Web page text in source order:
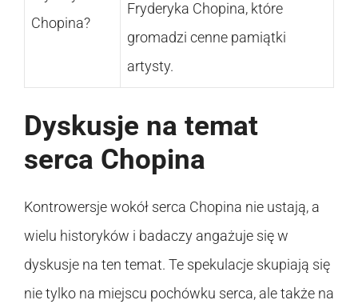
Chopina?
Fryderyka Chopina, które
gromadzi cenne pamiątki
artysty.
Dyskusje na temat
serca Chopina
Kontrowersje wokół serca Chopina nie ustają, a
wielu historyków i badaczy angażuje się w
dyskusje na ten temat. Te spekulacje skupiają się
nie tylko na miejscu pochówku serca, ale także na